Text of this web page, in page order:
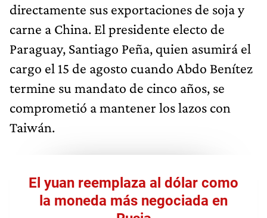
directamente sus exportaciones de soja y
carne a China. El presidente electo de
Paraguay, Santiago Peña, quien asumirá el
cargo el 15 de agosto cuando Abdo Benítez
termine su mandato de cinco años, se
comprometió a mantener los lazos con
Taiwán.
El yuan reemplaza al dólar como
la moneda más negociada en